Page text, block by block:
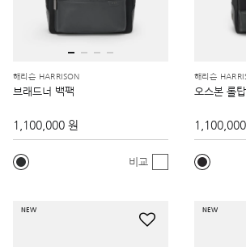
해리슨 HARRISON
브래드너 백팩
1,100,000 원
비교
해리슨
오스본 롤
NEW NEW